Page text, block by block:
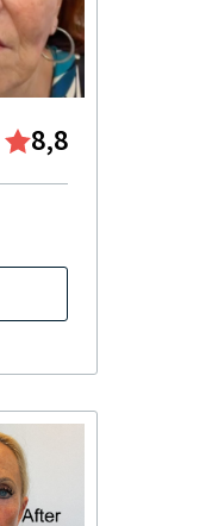
8,8